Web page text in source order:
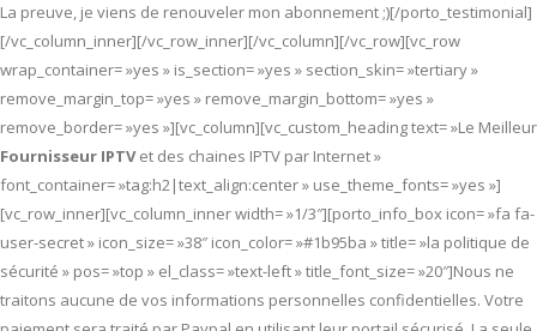
La preuve, je viens de renouveler mon abonnement ;)[/porto_testimonial]
[/vc_column_inner][/vc_row_inner][/vc_column][/vc_row][vc_row
wrap_container= »yes » is_section= »yes » section_skin= »tertiary »
remove_margin_top= »yes » remove_margin_bottom= »yes »
remove_border= »yes »][vc_column][vc_custom_heading text= »Le Meilleur
Fournisseur IPTVet des chaines IPTV par Internet »
font_container= »tag:h2|text_align:center » use_theme_fonts= »yes »]
[vc_row_inner][vc_column_inner width= »1/3″][porto_info_box icon= »fa fa-
user-secret » icon_size= »38″ icon_color= »#1b95ba » title= »la politique de
sécurité » pos= »top » el_class= »text-left » title_font_size= »20″]Nous ne
traitons aucune de vos informations personnelles confidentielles. Votre